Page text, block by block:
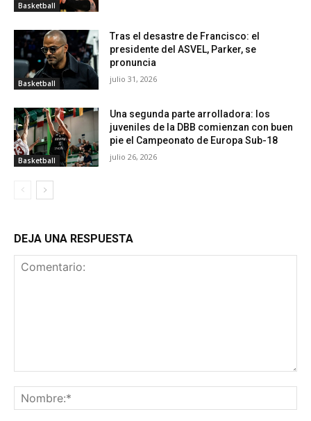
Basketball
Basketball
Tras el desastre de Francisco: el
presidente del ASVEL, Parker, se
pronuncia
julio 31, 2026
Basketball
Una segunda parte arrolladora: los
juveniles de la DBB comienzan con buen
pie el Campeonato de Europa Sub-18
julio 26, 2026
DEJA UNA RESPUESTA